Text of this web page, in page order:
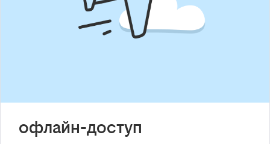
офлайн-доступ